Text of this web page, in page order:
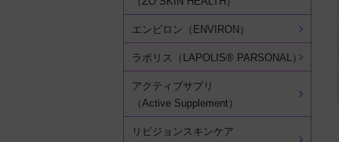
エンビロン（ENVIRON）
ラポリス（LAPOLIS® PARSONAL）
アクティブサプリ
（Active Supplement）
リビジョンスキンケア